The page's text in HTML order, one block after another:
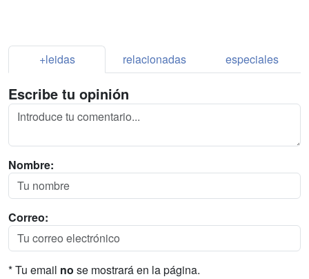
+leidas relacionadas especiales
Escribe tu opinión
Nombre:
Correo:
* Tu email no se mostrará en la página.